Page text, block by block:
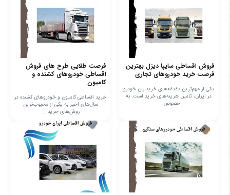
فروش اقساطی سایپا دیزل بهترین
فرصت خرید خودروهای تجاری
یکی از مهم‌ترین دغدغه‌های خریداران خودرو
در ایران، تامین هزینه‌های خرید است. به
خصوص ...
فرصت طلایی طرح های فروش
اقساطی خودروهای کشنده و
کامیون
خرید اقساطی کامیون و خودروهای کشنده در
سال‌های اخیر به یکی از محبوب‌ترین
روش‌های خرید ...